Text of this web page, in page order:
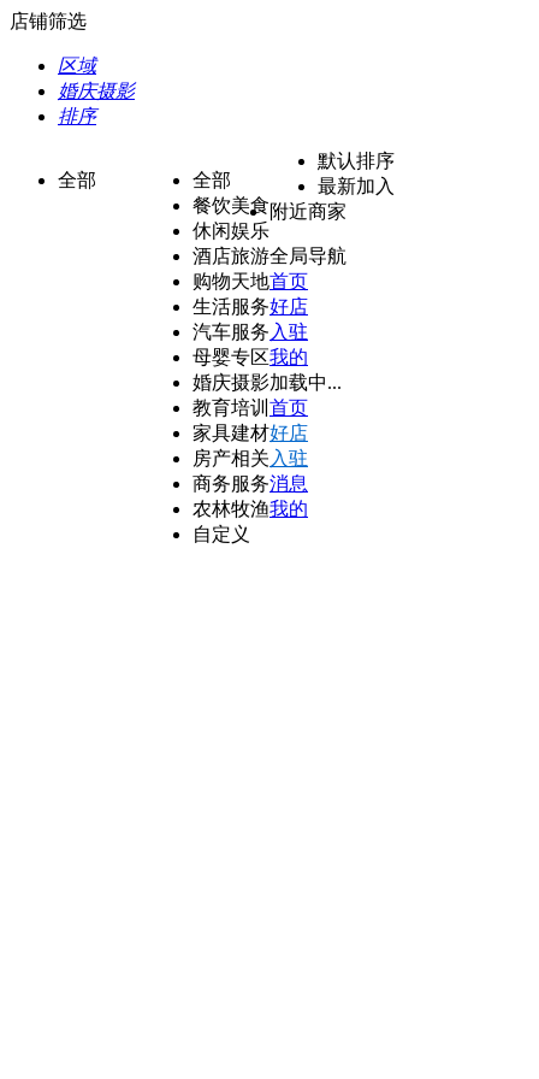
店铺筛选
区域
婚庆摄影
排序
全部
全部
餐饮美食
休闲娱乐
酒店旅游
购物天地
生活服务
汽车服务
母婴专区
婚庆摄影
教育培训
家具建材
房产相关
商务服务
农林牧渔
自定义
默认排序
最新加入
附近商家
全局导航
首页
好店
入驻
我的
加载中...
首页
好店
入驻
消息
我的